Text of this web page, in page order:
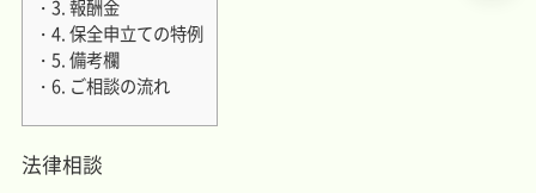
About
事例紹介
3.報酬金
4.保全申立ての特例
5.備考欄
6. ご相談の流れ
法律相談